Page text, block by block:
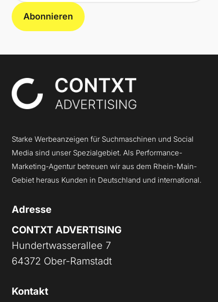
Abonnieren
Contxt
Starke Werbeanzeigen für Suchmaschinen und Social
Media sind unser Spezialgebiet. Als Performance-
Marketing-Agentur betreuen wir aus dem Rhein-Main-
Gebiet heraus Kunden in Deutschland und international.
Adresse
CONTXT ADVERTISING
Hundertwasserallee 7
64372 Ober-Ramstadt
Kontakt